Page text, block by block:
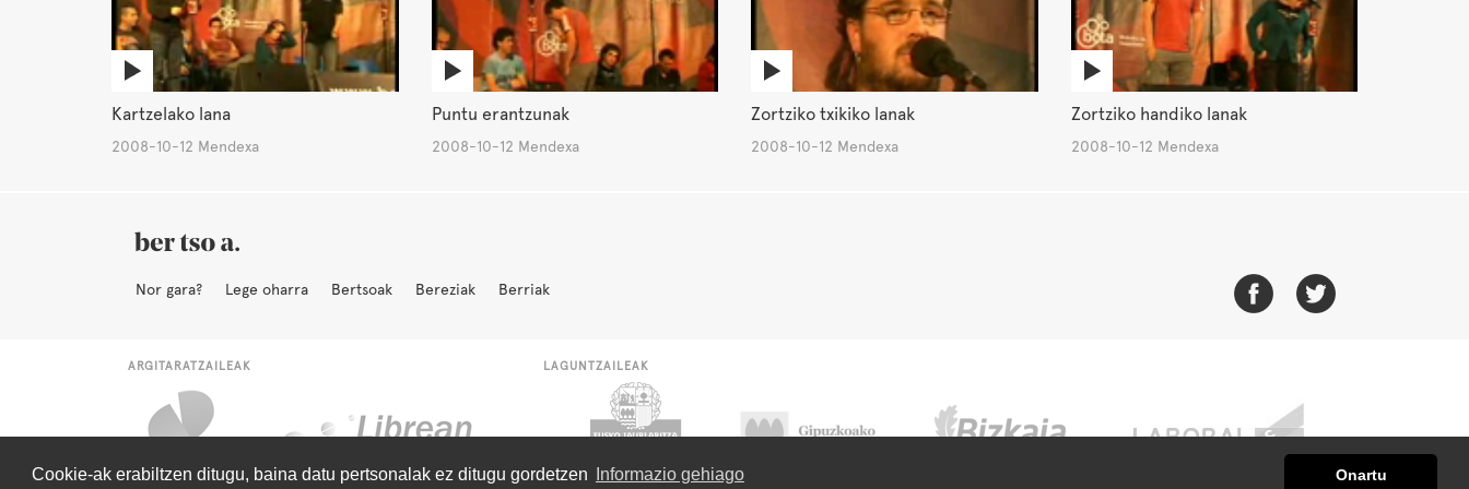
Cookie-ak erabiltzen ditugu, baina datu pertsonalak ez ditugu gordetzen Informazio gehiago Onartu
Kartzelako lana
2008-10-12 Mendexa
Puntu erantzunak
2008-10-12 Mendexa
Zortziko txikiko lanak
2008-10-12 Mendexa
Zortziko handiko lanak
2008-10-12 Mendexa
Nor gara? Lege oharra Bertsoak Bereziak Berriak
ARGITARATZAILEAK LAGUNTZAILEAK